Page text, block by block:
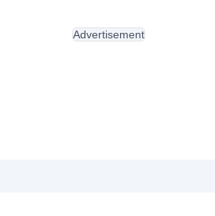
Advertisement